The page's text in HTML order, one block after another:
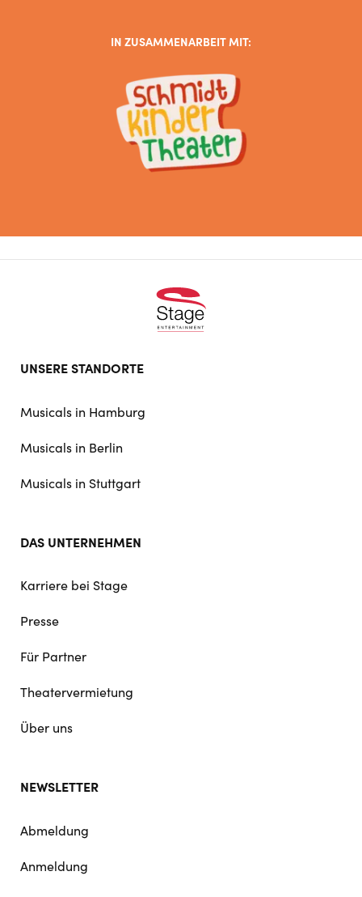
IN ZUSAMMENARBEIT MIT:
doormat
UNSERE STANDORTE
Musicals in Hamburg
Musicals in Berlin
Musicals in Stuttgart
DAS UNTERNEHMEN
Karriere bei Stage
Presse
Für Partner
Theatervermietung
Über uns
NEWSLETTER
Abmeldung
Anmeldung